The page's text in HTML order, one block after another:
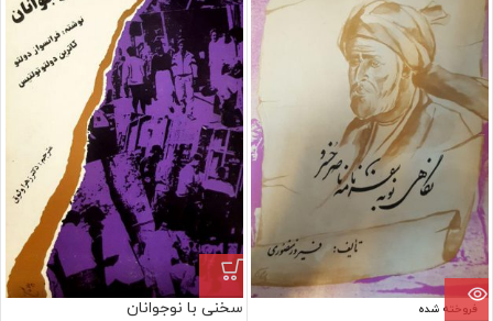
فروخته شده سخنی با نوجوانان